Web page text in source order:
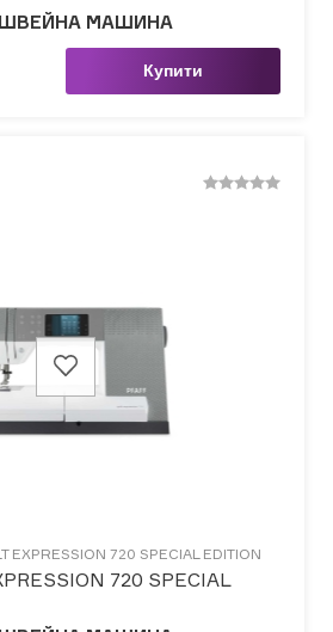
МАШИНА
Купити
EXPRESSION 720 SPECIAL EDITION
720 SPECIAL